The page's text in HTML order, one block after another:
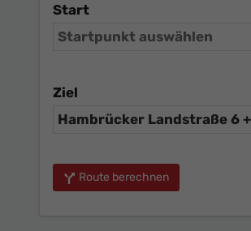
Start
Ziel
Route berechnen